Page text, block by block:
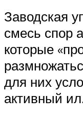
Заводская
смесь спор
которые
для них
активный